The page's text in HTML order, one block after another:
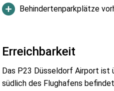
Behindertenparkplätze
Erreichbarkeit
Das P23 Düsseldorf Airport ist
südlich des Flughafens